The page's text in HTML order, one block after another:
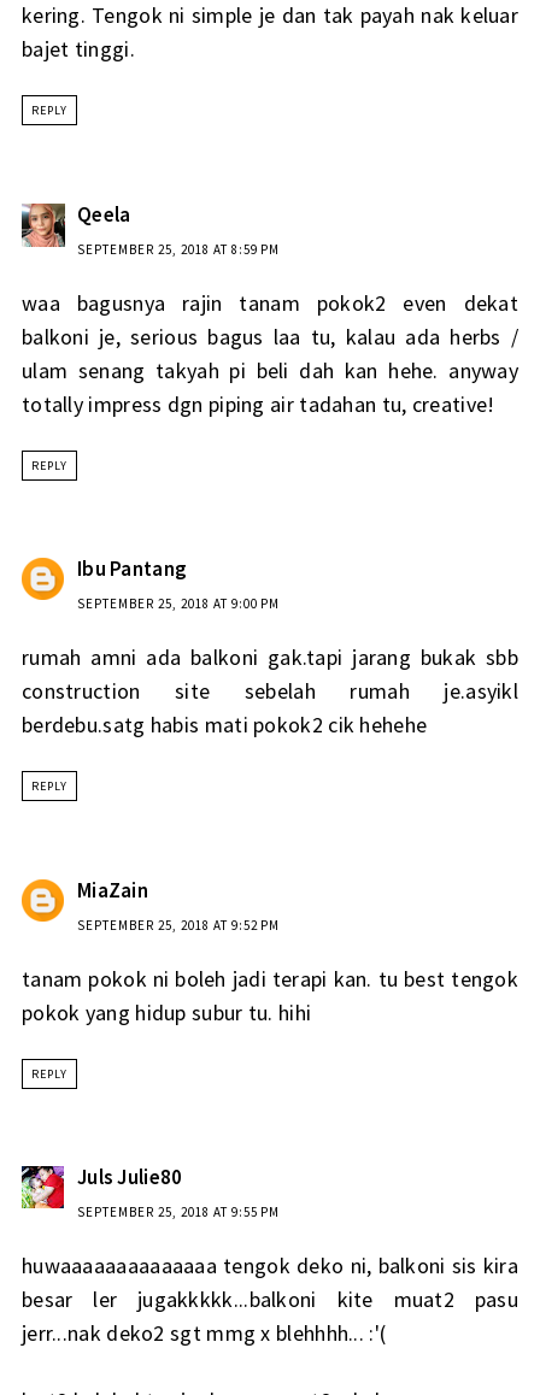
kering. Tengok ni simple je dan tak payah nak keluar
bajet tinggi.
REPLY
Qeela
SEPTEMBER 25, 2018 AT 8:59 PM
waa bagusnya rajin tanam pokok2 even dekat
balkoni je, serious bagus laa tu, kalau ada herbs /
ulam senang takyah pi beli dah kan hehe. anyway
totally impress dgn piping air tadahan tu, creative!
REPLY
Ibu Pantang
SEPTEMBER 25, 2018 AT 9:00 PM
rumah amni ada balkoni gak.tapi jarang bukak sbb
construction site sebelah rumah je.asyikl
berdebu.satg habis mati pokok2 cik hehehe
REPLY
MiaZain
SEPTEMBER 25, 2018 AT 9:52 PM
tanam pokok ni boleh jadi terapi kan. tu best tengok
pokok yang hidup subur tu. hihi
REPLY
Juls Julie80
SEPTEMBER 25, 2018 AT 9:55 PM
huwaaaaaaaaaaaaaa tengok deko ni, balkoni sis kira
besar ler jugakkkkk...balkoni kite muat2 pasu
jerr...nak deko2 sgt mmg x blehhhh... :'(